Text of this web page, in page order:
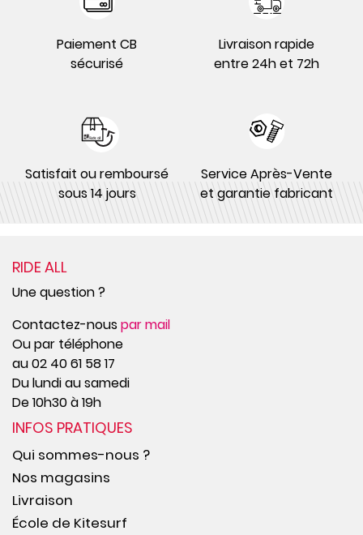
Paiement CB
sécurisé
Livraison rapide
entre 24h et 72h
Satisfait ou remboursé
sous 14 jours
Service Après-Vente
et garantie fabricant
RIDE ALL
Une question ?
Contactez-nouspar mail
Ou par téléphone
au 02 40 61 58 17
Du lundi au samedi
De 10h30 à 19h
INFOS PRATIQUES
Qui sommes-nous ?
Nos magasins
Livraison
École de Kitesurf